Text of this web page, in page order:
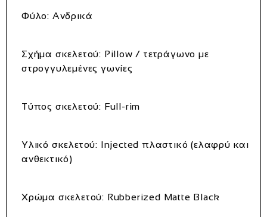
Φύλο: Ανδρικά
Σχήμα σκελετού: Pillow / τετράγωνο με
στρογγυλεμένες γωνίες
Τύπος σκελετού: Full-rim
Υλικό σκελετού: Injected πλαστικό (ελαφρύ και
ανθεκτικό)
Χρώμα σκελετού: Rubberized Matte Black